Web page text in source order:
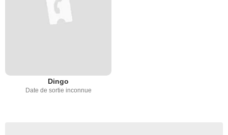
Dingo
Date de sortie inconnue